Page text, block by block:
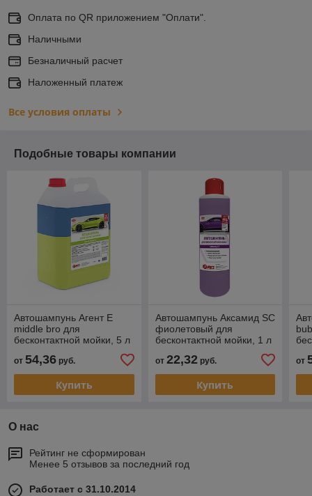
Оплата по QR приложением "Оплати".
Наличными
Безналичный расчет
Наложенный платеж
Все условия оплаты
Подобные товары компании
Автошампунь Агент Е
middle bro для
бесконтактной мойки, 5 л
от 54,36 руб.
Купить
Автошампунь Аксамид SC
фиолетовый для
бесконтактной мойки, 1 л
от 22,32руб.
Купить
от
О нас
Рейтинг не сформирован
Менее 5 отзывов за последний год
Работает с 31.10.2014